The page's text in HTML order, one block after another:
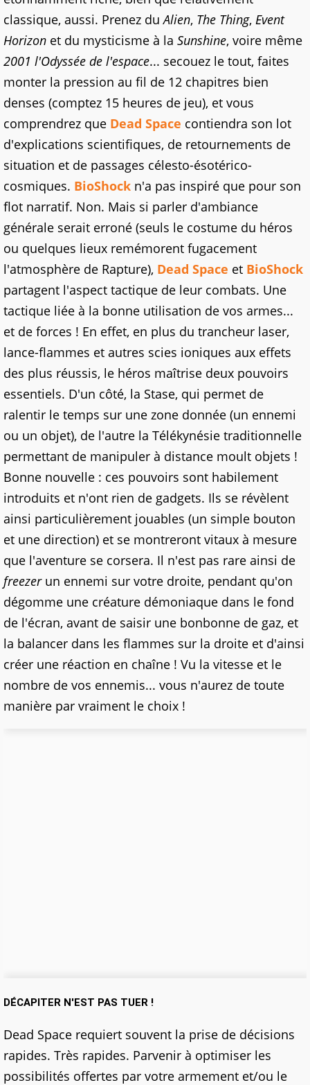
classique, aussi. Prenez duAlien, The Thing, Event
Horizon et du mysticisme à la Sunshine, voire même
2001 l'Odyssée de l'espace... secouez le tout, faites
monter la pression au fil de 12 chapitres bien
denses (comptez 15 heures de jeu), et vous
comprendrez que Dead Space contiendra son lot
d'explications scientifiques, de retournements de
situation et de passages célesto-ésotérico-
cosmiques. BioShock n'a pas inspiré que pour son
flot narratif. Non. Mais si parler d'ambiance
générale serait erroné (seuls le costume du héros
ou quelques lieux remémorent fugacement
l'atmosphère de Rapture), Dead Space et BioShock
partagent l'aspect tactique de leur combats. Une
tactique liée à la bonne utilisation de vos armes...
et de forces ! En effet, en plus du trancheur laser,
lance-flammes et autres scies ioniques aux effets
des plus réussis, le héros maîtrise deux pouvoirs
essentiels. D'un côté, la Stase, qui permet de
ralentir le temps sur une zone donnée (un ennemi
ou un objet), de l'autre la Télékynésie traditionnelle
permettant de manipuler à distance moult objets !
Bonne nouvelle : ces pouvoirs sont habilement
introduits et n'ont rien de gadgets. Ils se révèlent
ainsi particulièrement jouables (un simple bouton
et une direction) et se montreront vitaux à mesure
que l'aventure se corsera. Il n'est pas rare ainsi de
freezerun ennemi sur votre droite, pendant qu'on
dégomme une créature démoniaque dans le fond
de l'écran, avant de saisir une bonbonne de gaz, et
la balancer dans les flammes sur la droite et d'ainsi
créer une réaction en chaîne ! Vu la vitesse et le
nombre de vos ennemis... vous n'aurez de toute
manière par vraiment le choix !
DÉCAPITER N'EST PAS TUER !
Dead Space requiert souvent la prise de décisions
rapides. Très rapides. Parvenir à optimiser les
possibilités offertes par votre armement et/ou le